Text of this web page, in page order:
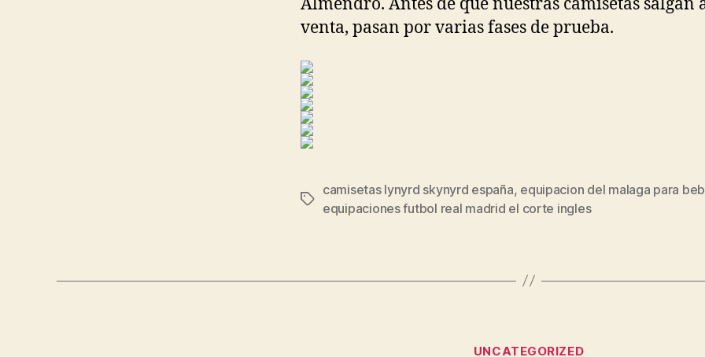
venta, pasan por varias fases de prueba.
Etiquetas
camisetas lynyrd skynyrd españa, equipacion del malaga para
equipaciones futbol real madrid el corte ingles
Categorías
UNCATEGORIZED